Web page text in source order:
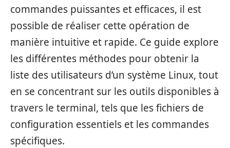
commandes puissantes et efficaces, il est
possible de réaliser cette opération de
manière intuitive et rapide. Ce guide explore
les différentes méthodes pour obtenir la
liste des utilisateurs d’un système Linux, tout
en se concentrant sur les outils disponibles à
travers le terminal, tels que les fichiers de
configuration essentiels et les commandes
spécifiques.